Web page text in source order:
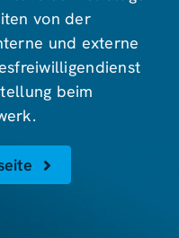
von der
und externe
beim